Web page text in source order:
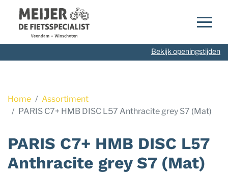
Navigatie
Bekijk openingstijden
Home
Assortiment
PARIS C7+ HMB DISC L57 Anthracite grey S7 (Mat)
PARIS C7+ HMB DISC L57
Anthracite grey S7 (Mat)